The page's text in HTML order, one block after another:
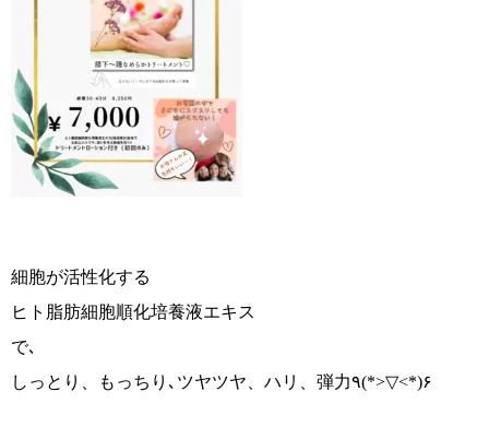
細胞が活性化する
ヒト脂肪細胞順化培養液エキス
で､
しっとり、もっちり､ツヤツヤ、ハリ、弾力٩(*>▽<*)۶